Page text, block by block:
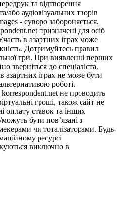
та відтворення
або аудіовізуальних творів
- суворо забороняється.
призначені для осіб
в азартних іграх може
Дотримуйтесь правил
гри. При виявленні перших
зверніться до спеціаліста.
азартних іграх не може бути
роботі.
не проводить
гроші, також сайт не
оплату ставок та інших
можуть бути пов’язані з
чи тоталізаторами. Будь-
ресурсі
виключно в